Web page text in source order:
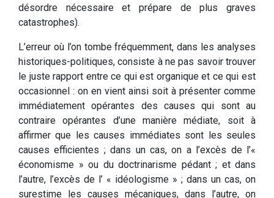
désordre nécessaire et prépare de plus graves
catastrophes).
L’erreur où l’on tombe fréquemment, dans les analyses
historiques-politiques, consiste à ne pas savoir trouver
le juste rapport entre ce qui est organique et ce qui est
occasionnel : on en vient ainsi soit à présenter comme
immédiatement opérantes des causes qui sont au
contraire opérantes d’une manière médiate, soit à
affirmer que les causes immédiates sont les seules
causes efficientes ; dans un cas, on a l’excès de l’«
économisme » ou du doctrinarisme pédant ; et dans
l’autre, l’excès de l’ « idéologisme » ; dans un cas, on
surestime les causes mécaniques, dans l’autre, on